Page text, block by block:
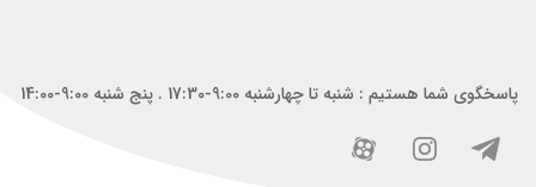
پاسخگوی شما هستیم : شنبه تا چهارشنبه 9:00-17:30 . پنج شنبه 9:00-14:00